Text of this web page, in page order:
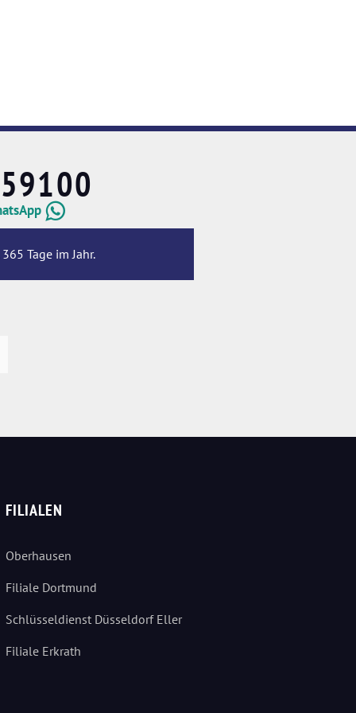
Tage im Jahr.
FILIALEN
Oberhausen
Filiale Dortmund
Schlüsseldienst Düsseldorf Eller
Filiale Erkrath